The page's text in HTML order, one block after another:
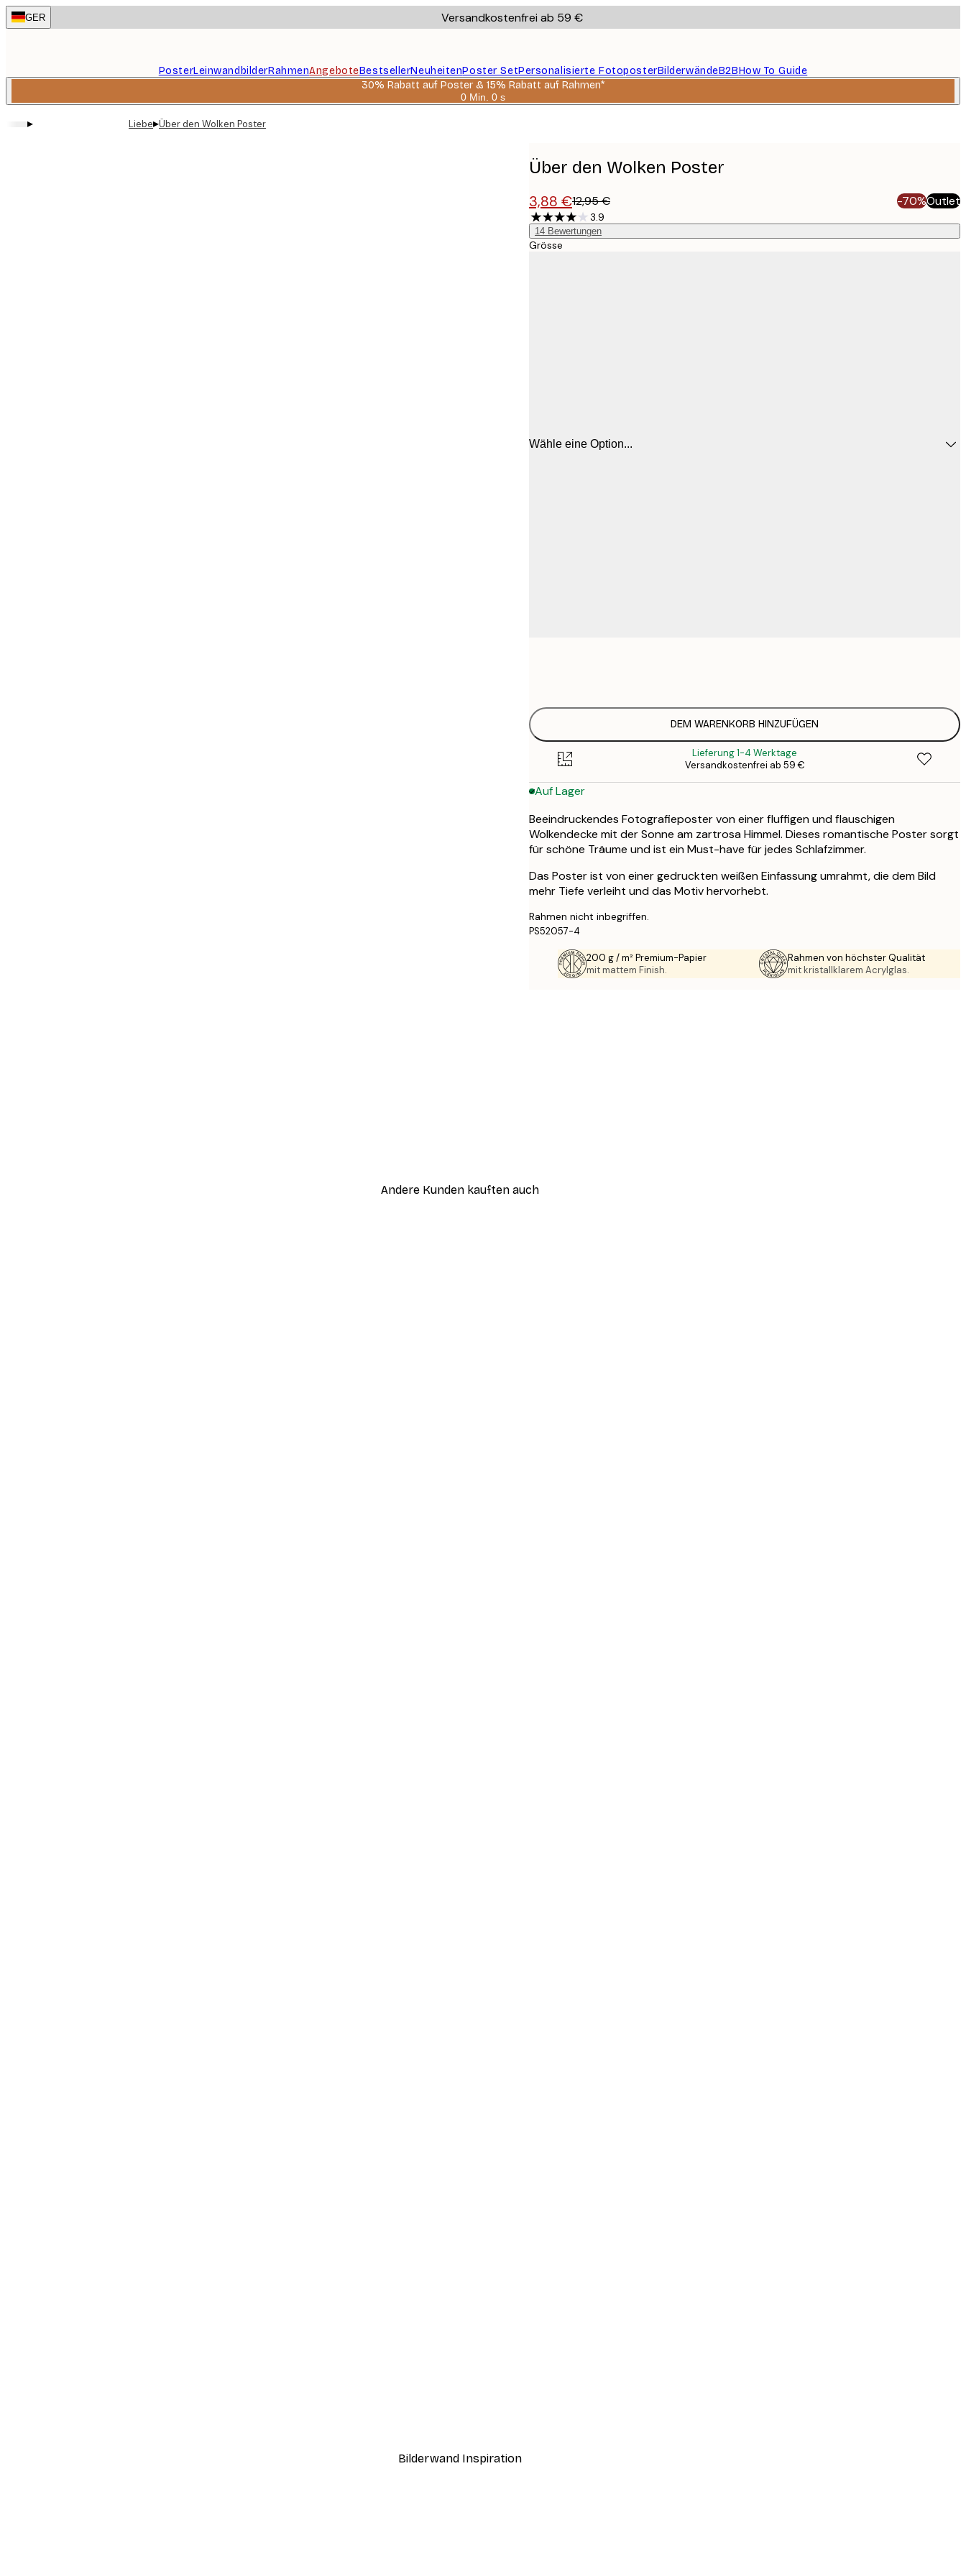
Skip
to
GER Versandkostenfrei ab 59 €
PosterLeinwandbilderRahmenAngeboteBestsellerNeuheitenPoster SetPersonalisierte FotoposterBilderwändeB2BHow To Guide
30% Rabatt auf Poster & 15% Rabatt auf Rahmen*
0 Min. 0 s
Gültig
▸ Liebe▸Über den Wolken Poster
Über den Wolken Poster
3,88 €12,95 € -70%Outlet
3.9
14 Bewertungen
Grösse
Wähle eine Option...
DEM WARENKORB HINZUFÜGEN
Lieferung 1-4 Werktage
Versandkostenfrei ab 59 €
Auf Lager
Beeindruckendes Fotografieposter von einer fluffigen und flauschigen
Wolkendecke mit der Sonne am zartrosa Himmel. Dieses romantische Poster sorgt
für schöne Träume und ist ein Must-have für jedes Schlafzimmer.
Das Poster ist von einer gedruckten weißen Einfassung umrahmt, die dem Bild
mehr Tiefe verleiht und das Motiv hervorhebt.
Rahmen nicht inbegriffen.
PS52057-4
200 g / m² Premium-Papier
mit mattem Finish.
Rahmen von höchster Qualität
mit kristallklarem Acrylglas.
Andere Kunden kauften auch
Bilderwand Inspiration